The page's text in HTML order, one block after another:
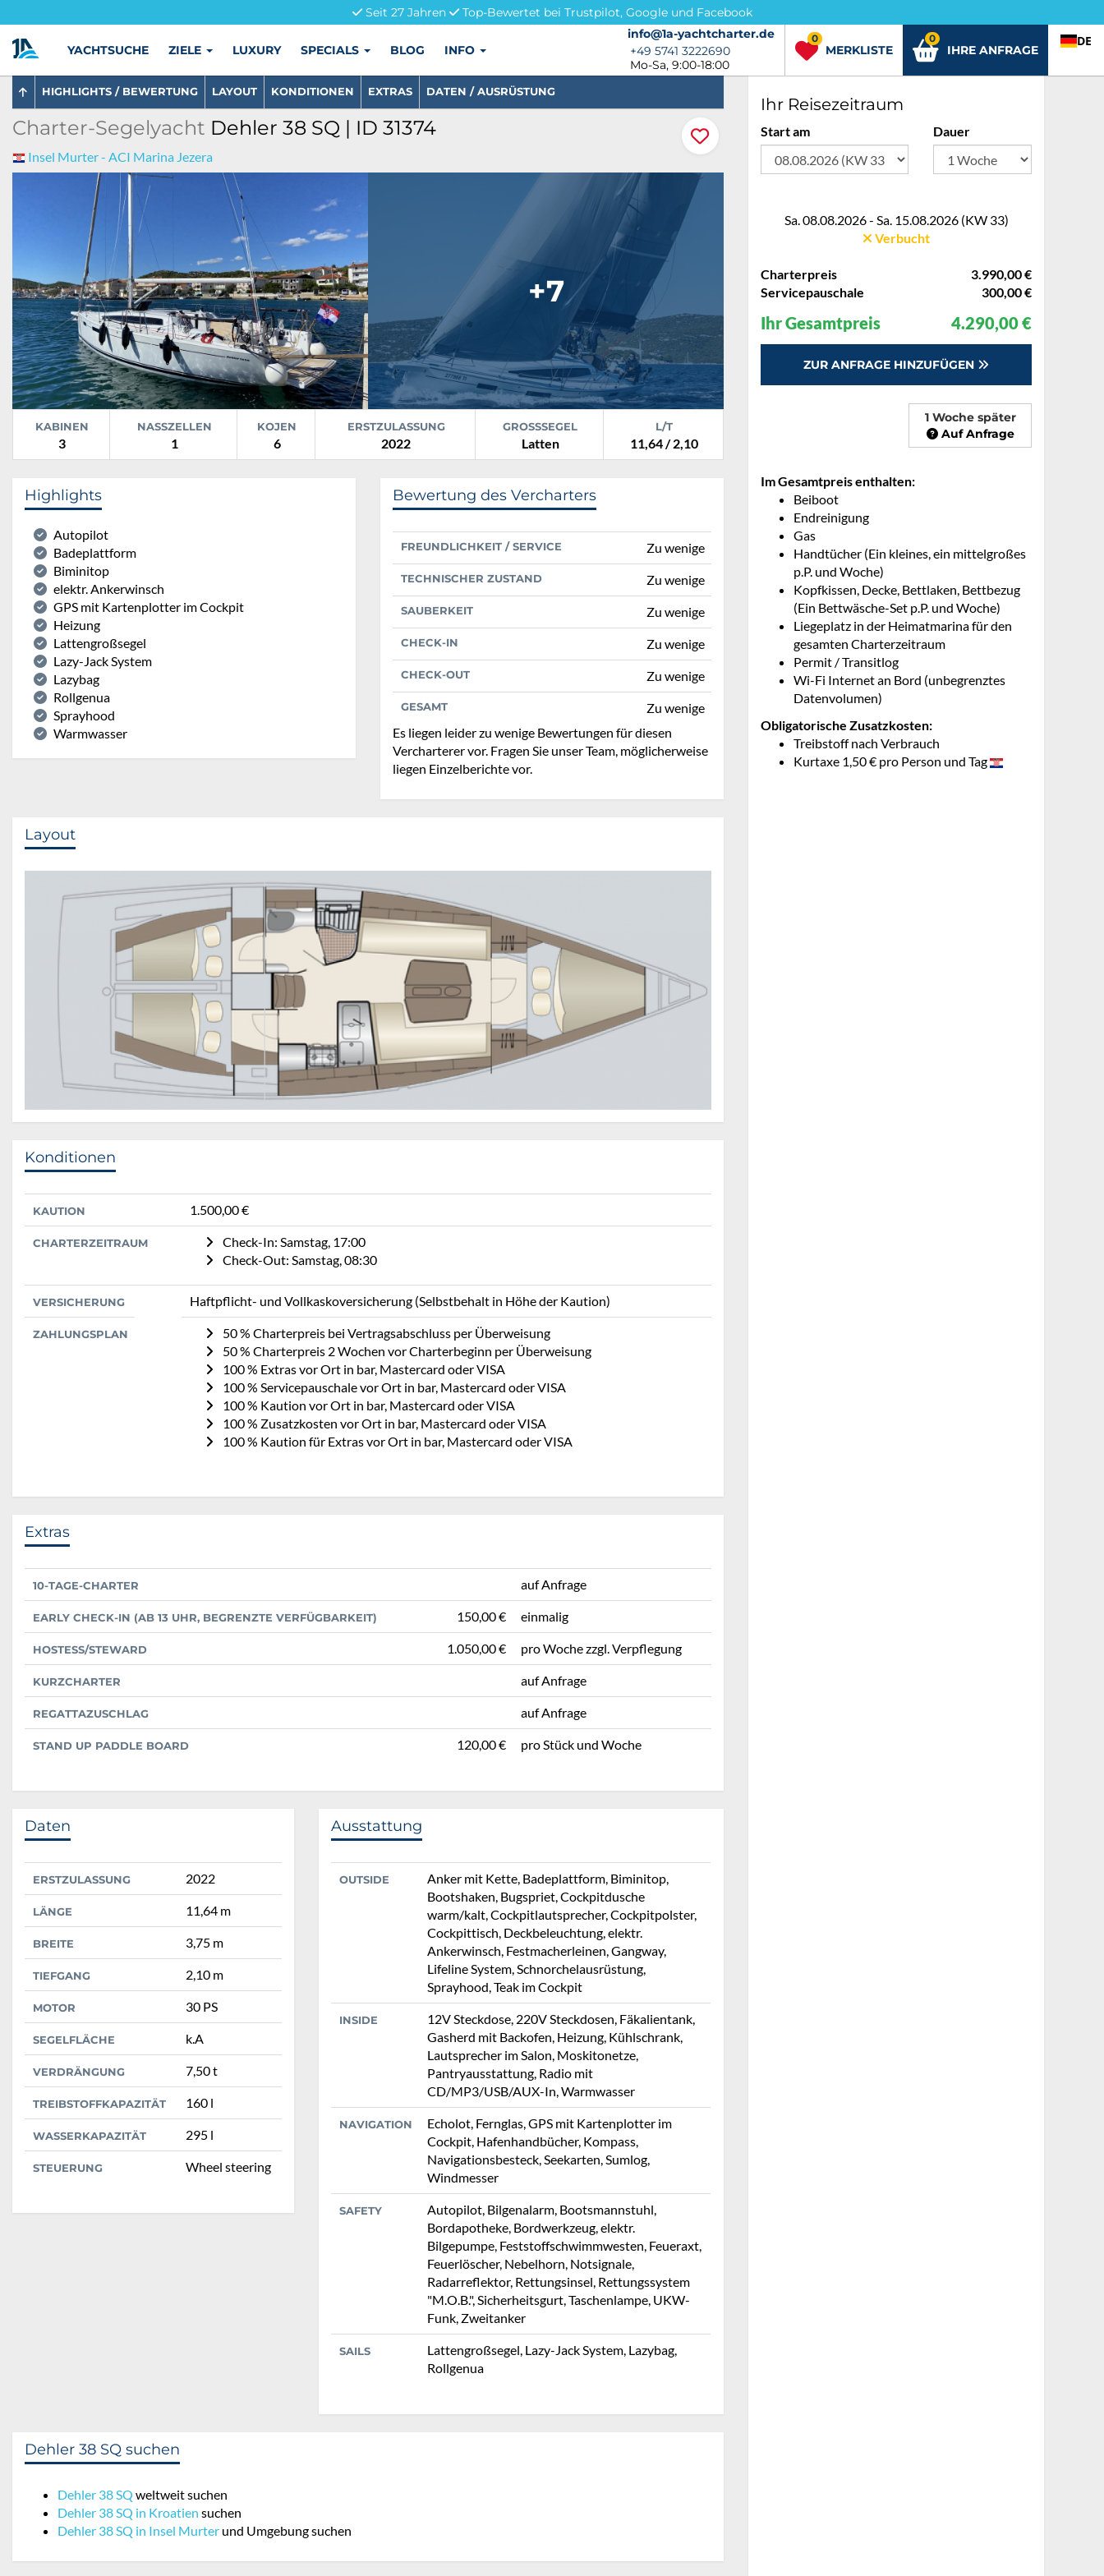
Seit 27 Jahren
Top-Bewertet bei Trustpilot, Google und Facebook
info@1a-yachtcharter.de
info@1a-yachtcharter.de
+49 5741 3222690
+49 5741 3222690
Mo-Sa, 9:00-18:00
MERKLISTE
0
IHRE ANFRAGE
0 DE
YACHTSUCHE ZIELE LUXURY SPECIALS BLOG INFO
HIGHLIGHTS / BEWERTUNG LAYOUT KONDITIONEN EXTRAS DATEN / AUSRÜSTUNG
Charter-Segelyacht Dehler 38 SQ | ID 31374
Insel Murter - ACI Marina Jezera
+7
KABINEN
3
NASSZELLEN
1
KOJEN
6
ERSTZULASSUNG
2022
GROSSSEGEL
Latten
L/T
11,64 / 2,10
Highlights
Autopilot
Badeplattform
Biminitop
elektr. Ankerwinsch
GPS mit Kartenplotter im Cockpit
Heizung
Lattengroßsegel
Lazy-Jack System
Lazybag
Rollgenua
Sprayhood
Warmwasser
Bewertung des Vercharters
FREUNDLICHKEIT / SERVICE Zu wenige
TECHNISCHER ZUSTAND Zu wenige
SAUBERKEIT Zu wenige
CHECK-IN Zu wenige
CHECK-OUT Zu wenige
GESAMT
Zu wenige
Es liegen leider zu wenige Bewertungen für diesen
Vercharterer vor. Fragen Sie unser Team, möglicherweise
liegen Einzelberichte vor.
Layout
Konditionen
KAUTION 1.500,00 €
CHARTERZEITRAUM
Check-In: Samstag, 17:00
Check-Out: Samstag, 08:30
VERSICHERUNG Haftpflicht- und Vollkaskoversicherung (Selbstbehalt in Höhe der Kaution)
ZAHLUNGSPLAN
50 % Charterpreis bei Vertragsabschluss per Überweisung
50 % Charterpreis 2 Wochen vor Charterbeginn per Überweisung
100 % Extras vor Ort in bar, Mastercard oder VISA
100 % Servicepauschale vor Ort in bar, Mastercard oder VISA
100 % Kaution vor Ort in bar, Mastercard oder VISA
100 % Zusatzkosten vor Ort in bar, Mastercard oder VISA
100 % Kaution für Extras vor Ort in bar, Mastercard oder VISA
Extras
10-TAGE-CHARTER auf Anfrage
EARLY CHECK-IN (AB 13 UHR, BEGRENZTE VERFÜGBARKEIT) 150,00 € einmalig
HOSTESS/STEWARD 1.050,00 € pro Woche zzgl. Verpflegung
KURZCHARTER auf Anfrage
REGATTAZUSCHLAG auf Anfrage
STAND UP PADDLE BOARD 120,00 € pro Stück und Woche
Daten
ERSTZULASSUNG 2022
LÄNGE 11,64 m
BREITE 3,75 m
TIEFGANG 2,10 m
MOTOR 30 PS
SEGELFLÄCHE k.A
VERDRÄNGUNG 7,50 t
TREIBSTOFFKAPAZITÄT 160 l
WASSERKAPAZITÄT 295 l
STEUERUNG Wheel steering
Ausstattung
OUTSIDE
Anker mit Kette, Badeplattform, Biminitop,
Bootshaken, Bugspriet, Cockpitdusche
warm/kalt, Cockpitlautsprecher, Cockpitpolster,
Cockpittisch, Deckbeleuchtung, elektr.
Ankerwinsch, Festmacherleinen, Gangway,
Lifeline System, Schnorchelausrüstung,
Sprayhood, Teak im Cockpit
INSIDE
12V Steckdose, 220V Steckdosen, Fäkalientank,
Gasherd mit Backofen, Heizung, Kühlschrank,
Lautsprecher im Salon, Moskitonetze,
Pantryausstattung, Radio mit
CD/MP3/USB/AUX-In, Warmwasser
NAVIGATION
Echolot, Fernglas, GPS mit Kartenplotter im
Cockpit, Hafenhandbücher, Kompass,
Navigationsbesteck, Seekarten, Sumlog,
Windmesser
SAFETY
Autopilot, Bilgenalarm, Bootsmannstuhl,
Bordapotheke, Bordwerkzeug, elektr.
Bilgepumpe, Feststoffschwimmwesten, Feueraxt,
Feuerlöscher, Nebelhorn, Notsignale,
Radarreflektor, Rettungsinsel, Rettungssystem
"M.O.B.", Sicherheitsgurt, Taschenlampe, UKW-
Funk, Zweitanker
SAILS
Lattengroßsegel, Lazy-Jack System, Lazybag,
Rollgenua
Dehler 38 SQ suchen
Dehler 38 SQ weltweit suchen
Dehler 38 SQ in Kroatien suchen
Dehler 38 SQ in Insel Murter und Umgebung suchen
Ihr Reisezeitraum
Start am Dauer
Sa. 08.08.2026 - Sa. 15.08.2026 (KW 33)
Verbucht
Charterpreis
3.990,00 €
Servicepauschale
300,00 €
Ihr Gesamtpreis 4.290,00 €
ZUR ANFRAGE HINZUFÜGEN
1 Woche später
Auf Anfrage
Im Gesamtpreis enthalten:
Beiboot
Endreinigung
Gas
Handtücher (Ein kleines, ein mittelgroßes
p.P. und Woche)
Kopfkissen, Decke, Bettlaken, Bettbezug
(Ein Bettwäsche-Set p.P. und Woche)
Liegeplatz in der Heimatmarina für den
gesamten Charterzeitraum
Permit / Transitlog
Wi-Fi Internet an Bord (unbegrenztes
Datenvolumen)
Obligatorische Zusatzkosten:
Treibstoff nach Verbrauch
Kurtaxe 1,50 € pro Person und Tag